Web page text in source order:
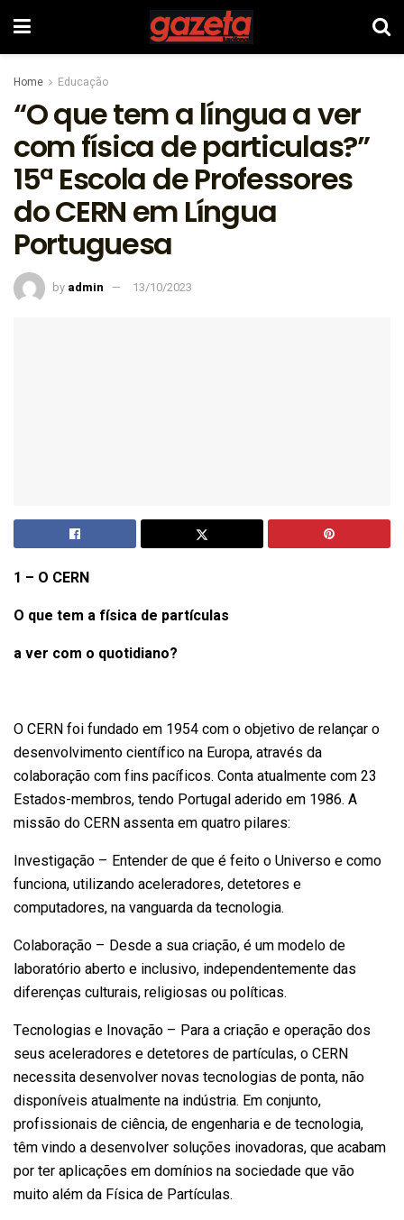
Home Educação
“O que tem a língua a ver
com física de particulas?”
15ª Escola de Professores
do CERN em Língua
Portuguesa
by admin 13/10/2023
1 – O CERN
O que tem a física de partículas
a ver com o quotidiano?
O CERN foi fundado em 1954 com o objetivo de relançar o
desenvolvimento científico na Europa, através da
colaboração com fins pacíficos. Conta atualmente com 23
Estados-membros, tendo Portugal aderido em 1986. A
missão do CERN assenta em quatro pilares:
Investigação – Entender de que é feito o Universo e como
funciona, utilizando aceleradores, detetores e
computadores, na vanguarda da tecnologia.
Colaboração – Desde a sua criação, é um modelo de
laboratório aberto e inclusivo, independentemente das
diferenças culturais, religiosas ou políticas.
Tecnologias e Inovação – Para a criação e operação dos
seus aceleradores e detetores de partículas, o CERN
necessita desenvolver novas tecnologias de ponta, não
disponíveis atualmente na indústria. Em conjunto,
profissionais de ciência, de engenharia e de tecnologia,
têm vindo a desenvolver soluções inovadoras, que acabam
por ter aplicações em domínios na sociedade que vão
muito além da Física de Partículas.